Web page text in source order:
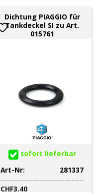
Dichtung PIAGGIO für
Tankdeckel SI zu Art.
015761
sofort lieferbar
Art-Nr:
281337
CHF3.40